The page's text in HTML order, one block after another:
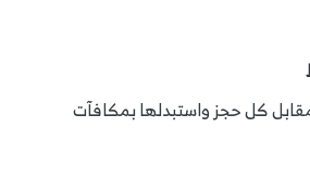
كل حجز واستبدلها بمكافآت